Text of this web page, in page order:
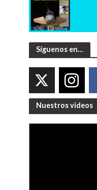
Síguenos en…
Nuestros videos